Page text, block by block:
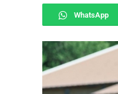
WhatsApp